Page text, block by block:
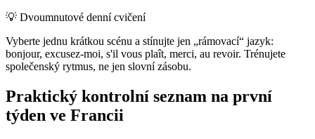
💡 Dvoumnutové denní cvičení
Vyberte jednu krátkou scénu a stínujte jen „rámovací“ jazyk:
bonjour, excusez-moi, s'il vous plaît, merci, au revoir. Trénujete
společenský rytmus, ne jen slovní zásobu.
Praktický kontrolní seznam na první
týden ve Francii